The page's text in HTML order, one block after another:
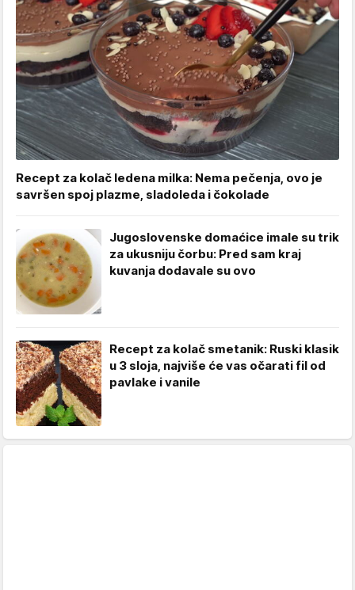
Recept za kolač ledena milka: Nema pečenja, ovo je
savršen spoj plazme, sladoleda i čokolade
Jugoslovenske domaćice imale su trik
za ukusniju čorbu: Pred sam kraj
kuvanja dodavale su ovo
Recept za kolač smetanik: Ruski klasik
u 3 sloja, najviše će vas očarati fil od
pavlake i vanile